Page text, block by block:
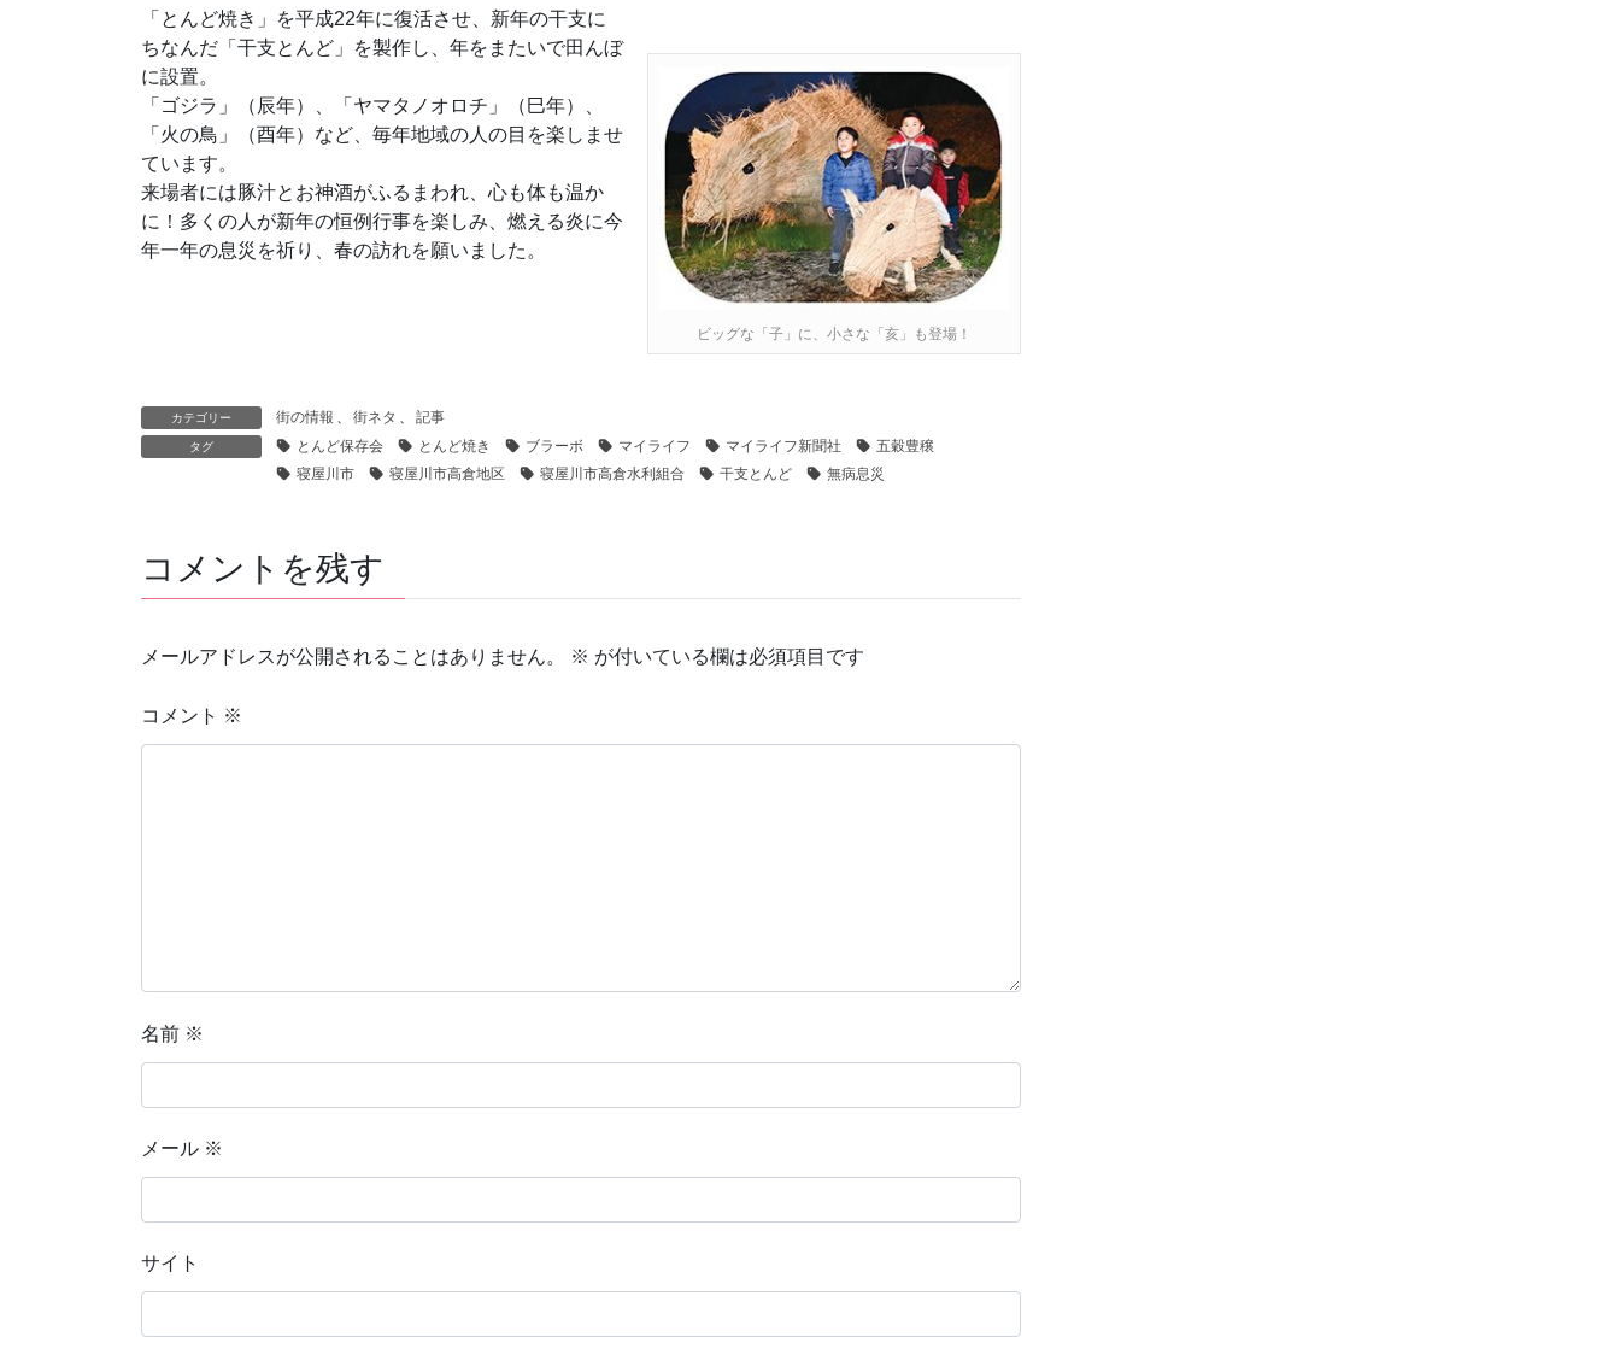
ビッグな「子」に、小さな「亥」も登場！
「とんど焼き」を平成22年に復活させ、新年の干支に
ちなんだ「干支とんど」を製作し、年をまたいで田んぼ
に設置。
「ゴジラ」（辰年）、「ヤマタノオロチ」（巳年）、
「火の鳥」（酉年）など、毎年地域の人の目を楽しませ
ています。
来場者には豚汁とお神酒がふるまわれ、心も体も温か
に！多くの人が新年の恒例行事を楽しみ、燃える炎に今
年一年の息災を祈り、春の訪れを願いました。
カテゴリー 街の情報 街ネタ 記事
タグ とんど保存会 とんど焼き ブラーボ マイライフ マイライフ新聞社
五穀豊穣
寝屋川市
寝屋川市高倉地区 寝屋川市高倉水利組合 干支とんど 無病息災
コメントを残す
メールアドレスが公開されることはありません。 ※ が付いている欄は必須項目です
コメント ※
名前 ※
メール ※
サイト